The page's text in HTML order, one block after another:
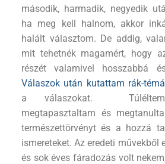
második, harmadik, negyedik
ha meg kell halnom, akkor
halált választom. De addig,
mit tehetnék magamért, hogy
részét valamivel hosszabbá
Válaszok után kutattam rák-
a válaszokat. Túléltem.
megtapasztaltam és
természettörvényt és a hozzá
ismereteket. Az eredeti művekből
és sok éves fáradozás volt